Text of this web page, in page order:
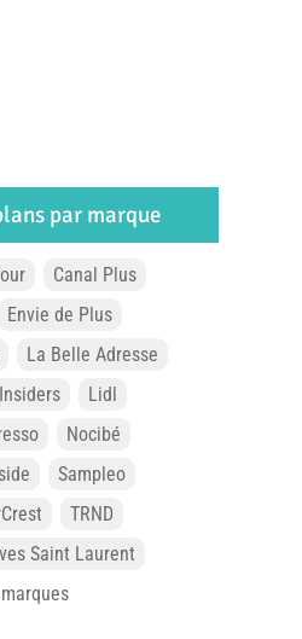
par marque
Canal Plus
Envie de Plus
La Belle Adresse
Lidl
Nocibé
Sampleo
TRND
Saint Laurent